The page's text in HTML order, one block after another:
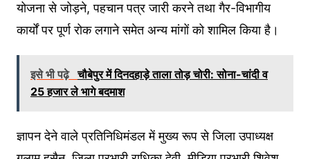
योजना से जोड़ने, पहचान पत्र जारी करने तथा गैर-विभागीय
कार्यों पर पूर्ण रोक लगाने समेत अन्य मांगों को शामिल किया है।
इसे भी पढ़े चौबेपुर में दिनदहाड़े ताला तोड़ चोरी: सोना-चांदी व
25 हजार ले भागे बदमाश
ज्ञापन देने वाले प्रतिनिधिमंडल में मुख्य रूप से जिला उपाध्यक्ष